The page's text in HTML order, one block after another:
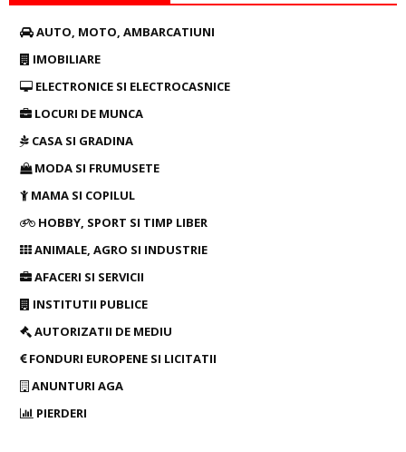
AUTO, MOTO, AMBARCATIUNI
IMOBILIARE
ELECTRONICE SI ELECTROCASNICE
LOCURI DE MUNCA
CASA SI GRADINA
MODA SI FRUMUSETE
MAMA SI COPILUL
HOBBY, SPORT SI TIMP LIBER
ANIMALE, AGRO SI INDUSTRIE
AFACERI SI SERVICII
INSTITUTII PUBLICE
AUTORIZATII DE MEDIU
FONDURI EUROPENE SI LICITATII
ANUNTURI AGA
PIERDERI